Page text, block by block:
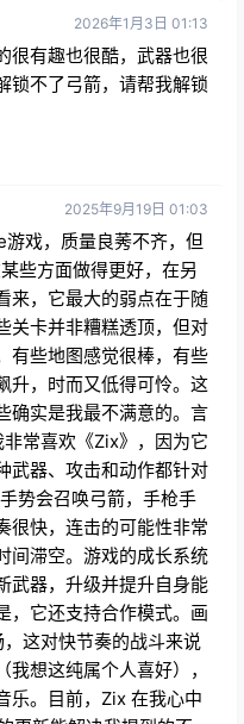
2026年1月3日 01:13
很有趣也很酷，武器也很
锁不了弓箭，请帮我解锁
2025年9月19日 01:03
戏，质量良莠不齐，但
些方面做得更好，在另
来，它最大的弱点在于随
关卡并非糟糕透顶，但对
有些地图感觉很棒，有些
升，时而又低得可怜。这
确实是我最不满意的。言
常喜欢《Zix》，因为它
武器、攻击和动作都针对
势会召唤弓箭，手枪手
很快，连击的可能性非常
间滞空。游戏的成长系统
武器，升级并提升自身能
，它还支持合作模式。画
这对快节奏的战斗来说
想这纯属个人喜好），
乐。目前，Zix 在我心中